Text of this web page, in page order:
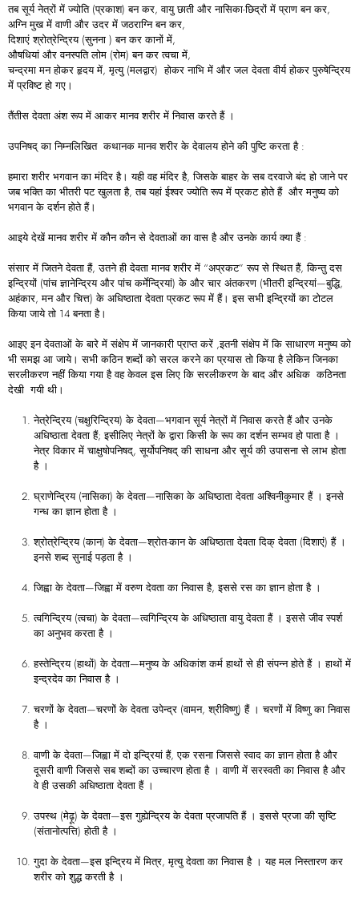
तब सूर्य नेत्रों में ज्योति (प्रकाश) बन कर, वायु छाती और नासिका-छिद्रों में प्राण बन कर,
अग्नि मुख में वाणी और उदर में जठराग्नि बन कर,
दिशाएं श्रोत्रेन्द्रिय (सुनना ) बन कर कानों में,
औषधियां और वनस्पति लोम (रोम) बन कर त्वचा में,
चन्द्रमा मन होकर हृदय में, मृत्यु (मलद्वार) होकर नाभि में और जल देवता वीर्य होकर पुरुषेन्द्रिय
में प्रविष्ट हो गए।
तैंतीस देवता अंश रूप में आकर मानव शरीर में निवास करते हैं ।
उपनिषद् का निम्नलिखित कथानक मानव शरीर के देवालय होने की पुष्टि करता है :
हमारा शरीर भगवान का मंदिर है। यही वह मंदिर है, जिसके बाहर के सब दरवाजे बंद हो जाने पर
जब भक्ति का भीतरी पट खुलता है, तब यहां ईश्वर ज्योति रूप में प्रकट होते हैं और मनुष्य को
भगवान के दर्शन होते हैं।
आइये देखें मानव शरीर में कौन कौन से देवताओं का वास है और उनके कार्य क्या हैं :
संसार में जितने देवता हैं, उतने ही देवता मानव शरीर में “अप्रकट” रूप से स्थित हैं, किन्तु दस
इन्द्रियों (पांच ज्ञानेन्द्रिय और पांच कर्मेन्द्रियां) के और चार अंतकरण (भीतरी इन्द्रियां—बुद्धि,
अहंकार, मन और चित्त) के अधिष्ठाता देवता प्रकट रूप में हैं। इस सभी इन्द्रियों का टोटल
किया जाये तो 14 बनता है।
आइए इन देवताओं के बारे में संक्षेप में जानकारी प्राप्त करें ,इतनी संक्षेप में कि साधारण मनुष्य को
भी समझ आ जाये। सभी कठिन शब्दों को सरल करने का प्रयास तो किया है लेकिन जिनका
सरलीकरण नहीं किया गया है वह केवल इस लिए कि सरलीकरण के बाद और अधिक कठिनता
देखी गयी थी।
नेत्रेन्द्रिय (चक्षुरिन्द्रिय) के देवता—भगवान सूर्य नेत्रों में निवास करते हैं और उनके
अधिष्ठाता देवता हैं; इसीलिए नेत्रों के द्वारा किसी के रूप का दर्शन सम्भव हो पाता है ।
नेत्र विकार में चाक्षुषोपनिषद्, सूर्योपनिषद् की साधना और सूर्य की उपासना से लाभ होता
है ।
घ्राणेन्द्रिय (नासिका) के देवता—नासिका के अधिष्ठाता देवता अश्विनीकुमार हैं । इनसे
गन्ध का ज्ञान होता है ।
श्रोत्रेन्द्रिय (कान) के देवता—श्रोत-कान के अधिष्ठाता देवता दिक् देवता (दिशाएं) हैं ।
इनसे शब्द सुनाई पड़ता है ।
जिह्वा के देवता—जिह्वा में वरुण देवता का निवास है, इससे रस का ज्ञान होता है ।
त्वगिन्द्रिय (त्वचा) के देवता—त्वगिन्द्रिय के अधिष्ठाता वायु देवता हैं । इससे जीव स्पर्श
का अनुभव करता है ।
हस्तेन्द्रिय (हाथों) के देवता—मनुष्य के अधिकांश कर्म हाथों से ही संपन्न होते हैं । हाथों में
इन्द्रदेव का निवास है ।
चरणों के देवता—चरणों के देवता उपेन्द्र (वामन, श्रीविष्णु) हैं । चरणों में विष्णु का निवास
है ।
वाणी के देवता—जिह्वा में दो इन्द्रियां हैं, एक रसना जिससे स्वाद का ज्ञान होता है और
दूसरी वाणी जिससे सब शब्दों का उच्चारण होता है । वाणी में सरस्वती का निवास है और
वे ही उसकी अधिष्ठाता देवता हैं ।
उपस्थ (मेढ़ू) के देवता—इस गुह्येन्द्रिय के देवता प्रजापति हैं । इससे प्रजा की सृष्टि
(संतानोत्पत्ति) होती है ।
गुदा के देवता—इस इन्द्रिय में मित्र, मृत्यु देवता का निवास है । यह मल निस्तारण कर
शरीर को शुद्ध करती है ।